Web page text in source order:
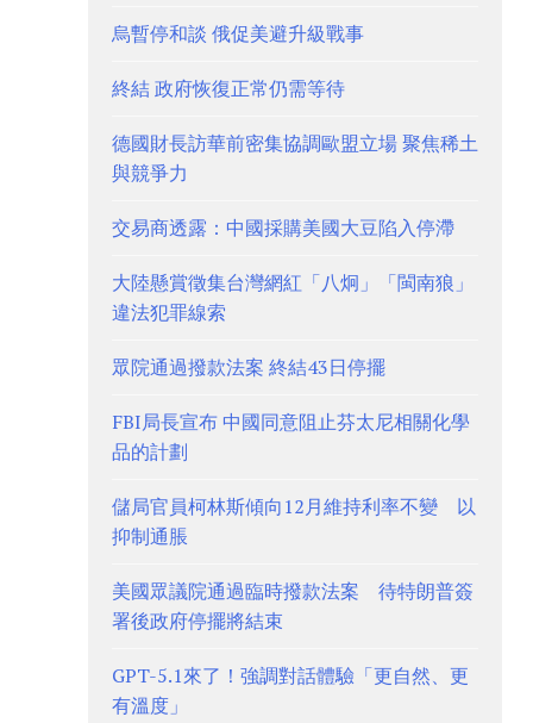
烏暫停和談 俄促美避升級戰事
終結 政府恢復正常仍需等待
德國財長訪華前密集協調歐盟立場 聚焦稀土
與競爭力
交易商透露：中國採購美國大豆陷入停滯
大陸懸賞徵集台灣網紅「八炯」「閩南狼」
違法犯罪線索
眾院通過撥款法案 終結43日停擺
FBI局長宣布 中國同意阻止芬太尼相關化學
品的計劃
儲局官員柯林斯傾向12月維持利率不變 以
抑制通脹
美國眾議院通過臨時撥款法案 待特朗普簽
署後政府停擺將結束
GPT-5.1來了！強調對話體驗「更自然、更
有溫度」